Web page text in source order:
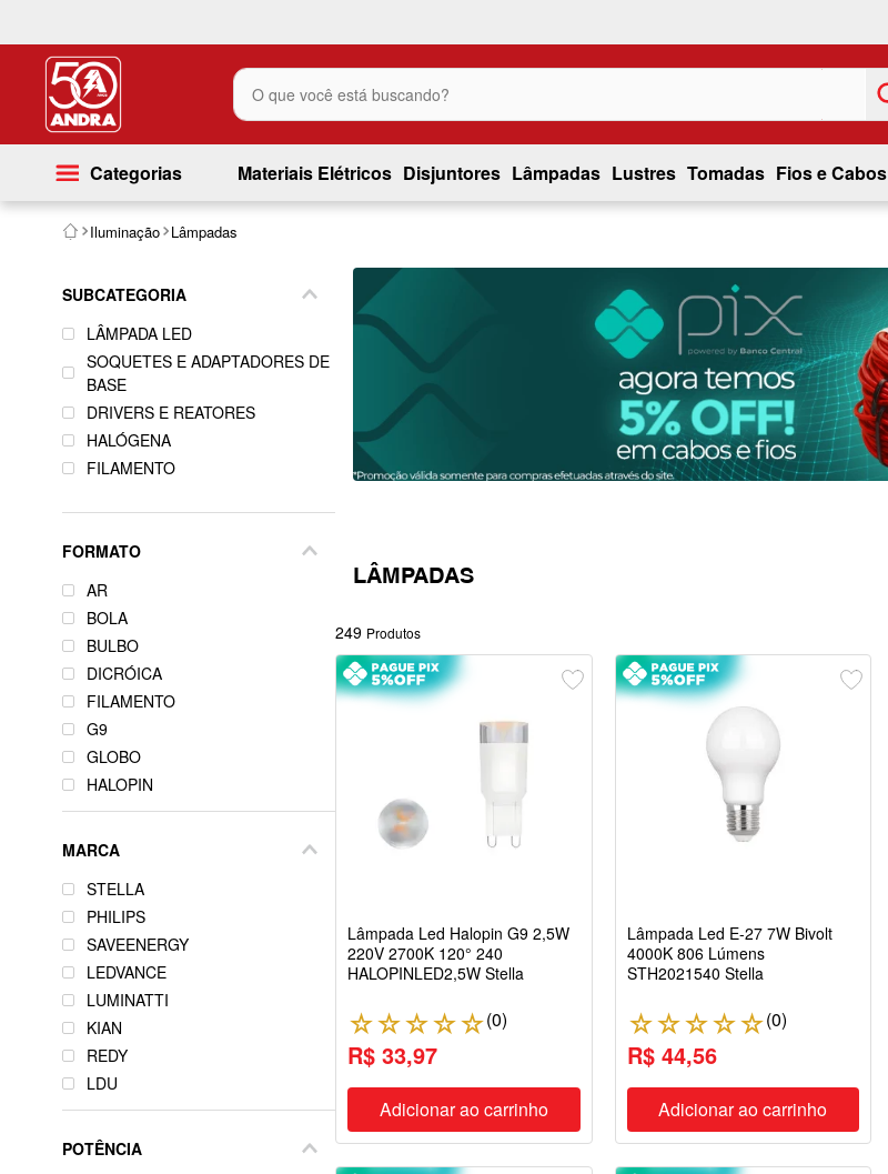
O que você está buscando?
Categorias Materiais Elétricos Disjuntores Lâmpadas Lustres Tomadas Fios e Cabos
Iluminação Lâmpadas
SUBCATEGORIA
LÂMPADA LED
SOQUETES E ADAPTADORES DE
BASE
DRIVERS E REATORES
HALÓGENA
FILAMENTO
FORMATO
AR
BOLA
BULBO
DICRÓICA
FILAMENTO
G9
GLOBO
HALOPIN
HIGH BAY
PALITO
TUBULAR
VELA
ELETRÔNICA
REFLETORA
MARCA
STELLA
PHILIPS
SAVEENERGY
LEDVANCE
LUMINATTI
KIAN
REDY
LDU
KIN
OSRAM
POTÊNCIA
LÂMPADAS
249 Produtos
Lâmpada Led Halopin G9 2,5W
220V 2700K 120° 240
HALOPINLED2,5W Stella
☆☆☆☆☆(0)
R$ 33,97
Adicionar ao carrinho
Lâmpada Led E-27 7W Bivolt
4000K 806 Lúmens
STH2021540 Stella
☆☆☆☆☆(0)
R$ 44,56
Adicionar ao carrinho